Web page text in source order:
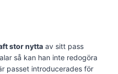
stor nytta av sitt pass
så kan han inte redogöra
passet introducerades för